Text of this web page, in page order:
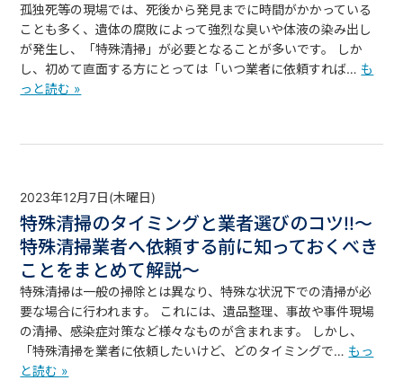
孤独死等の現場では、死後から発見までに時間がかかっている
ことも多く、遺体の腐敗によって強烈な臭いや体液の染み出し
が発生し、「特殊清掃」が必要となることが多いです。 しか
し、初めて直面する方にとっては「いつ業者に依頼すれば… も
っと読む »
2023年12月7日(木曜日)
特殊清掃のタイミングと業者選びのコツ!!～
特殊清掃業者へ依頼する前に知っておくべき
ことをまとめて解説～
特殊清掃は一般の掃除とは異なり、特殊な状況下での清掃が必
要な場合に行われます。 これには、遺品整理、事故や事件現場
の清掃、感染症対策など様々なものが含まれます。 しかし、
「特殊清掃を業者に依頼したいけど、どのタイミングで… もっ
と読む »